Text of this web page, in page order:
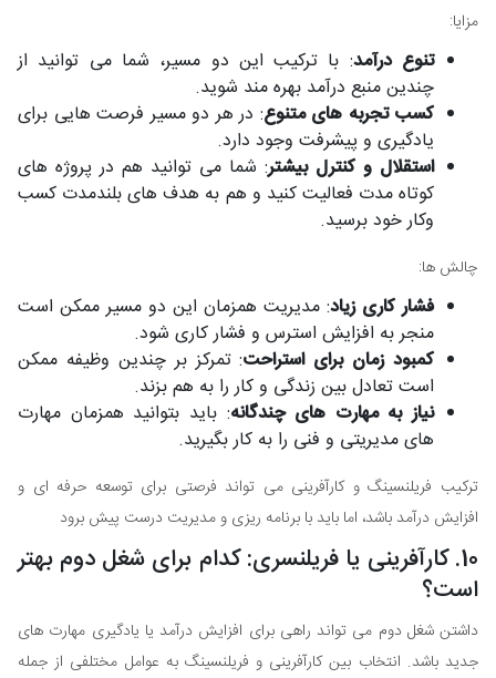
مزایا:
تنوع درآمد: با ترکیب این دو مسیر، شما می توانید از
چندین منبع درآمد بهره مند شوید.
کسب تجربه های متنوع: در هر دو مسیر فرصت هایی برای
یادگیری و پیشرفت وجود دارد.
استقلال و کنترل بیشتر: شما می توانید هم در پروژه های
کوتاه مدت فعالیت کنید و هم به هدف های بلندمدت کسب
وکار خود برسید.
چالش ها:
فشار کاری زیاد: مدیریت همزمان این دو مسیر ممکن است
منجر به افزایش استرس و فشار کاری شود.
کمبود زمان برای استراحت: تمرکز بر چندین وظیفه ممکن
است تعادل بین زندگی و کار را به هم بزند.
نیاز به مهارت های چندگانه: باید بتوانید همزمان مهارت
های مدیریتی و فنی را به کار بگیرید.
ترکیب فریلنسینگ و کارآفرینی می تواند فرصتی برای توسعه حرفه ای و
افزایش درآمد باشد، اما باید با برنامه ریزی و مدیریت درست پیش برود
10. کارآفرینی یا فریلنسری: کدام برای شغل دوم بهتر
است؟
داشتن شغل دوم می تواند راهی برای افزایش درآمد یا یادگیری مهارت های
جدید باشد. انتخاب بین کارآفرینی و فریلنسینگ به عوامل مختلفی از جمله